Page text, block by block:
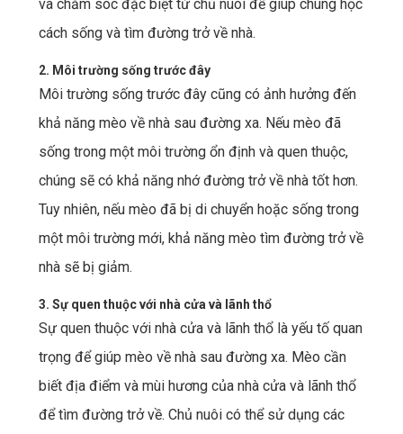
và chăm sóc đặc biệt từ chủ nuôi để giúp chúng học
cách sống và tìm đường trở về nhà.
2. Môi trường sống trước đây
Môi trường sống trước đây cũng có ảnh hưởng đến
khả năng mèo về nhà sau đường xa. Nếu mèo đã
sống trong một môi trường ổn định và quen thuộc,
chúng sẽ có khả năng nhớ đường trở về nhà tốt hơn.
Tuy nhiên, nếu mèo đã bị di chuyển hoặc sống trong
một môi trường mới, khả năng mèo tìm đường trở về
nhà sẽ bị giảm.
3. Sự quen thuộc với nhà cửa và lãnh thổ
Sự quen thuộc với nhà cửa và lãnh thổ là yếu tố quan
trọng để giúp mèo về nhà sau đường xa. Mèo cần
biết địa điểm và mùi hương của nhà cửa và lãnh thổ
để tìm đường trở về. Chủ nuôi có thể sử dụng các